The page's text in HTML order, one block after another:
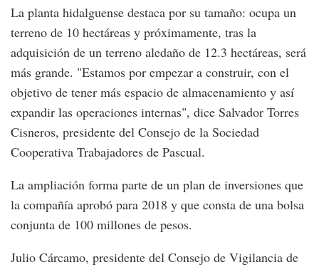
La planta hidalguense destaca por su tamaño: ocupa un
terreno de 10 hectáreas y próximamente, tras la
adquisición de un terreno aledaño de 12.3 hectáreas, será
más grande. "Estamos por empezar a construir, con el
objetivo de tener más espacio de almacenamiento y así
expandir las operaciones internas", dice Salvador Torres
Cisneros, presidente del Consejo de la Sociedad
Cooperativa Trabajadores de Pascual.
La ampliación forma parte de un plan de inversiones que
la compañía aprobó para 2018 y que consta de una bolsa
conjunta de 100 millones de pesos.
Julio Cárcamo, presidente del Consejo de Vigilancia de